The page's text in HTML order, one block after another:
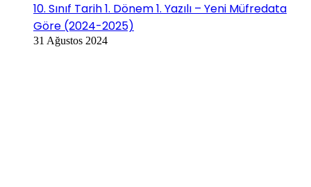
10. Sınıf Tarih 1. Dönem 1. Yazılı – Yeni Müfredata
Göre (2024-2025)
31 Ağustos 2024